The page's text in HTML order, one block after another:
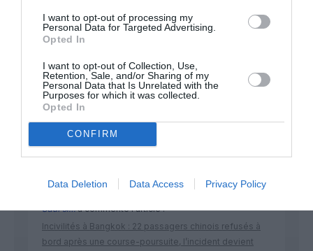
I want to opt-out of processing my
Personal Data for Targeted Advertising.
Opted In
I want to opt-out of Collection, Use,
Retention, Sale, and/or Sharing of my
Personal Data that Is Unrelated with the
Purposes for which it was collected.
Opted In
CONFIRM
Data Deletion Data Access Privacy Policy
DERNIERS COMMENTAIRES
Helpera commenté l'article :
19 h 23 sans escale : le Boeing 777F de National
Airlines relie l’Écosse à l’Australie
Sauf si…a commenté l'article :
Incivilités à Bangkok : 22 passagers chinois refusés à
bord après une course-poursuite, l’incident devient